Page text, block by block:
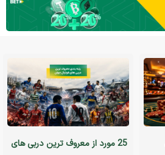
25 مورد از معروف ترین دربی های